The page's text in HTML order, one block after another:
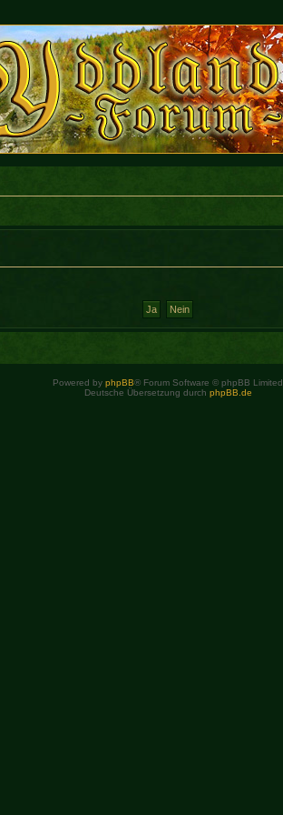
Powered by phpBB® Forum Software © phpBB Limited
Deutsche Übersetzung durch phpBB.de